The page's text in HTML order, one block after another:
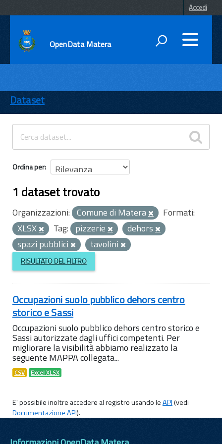
Accedi
OpenData Matera
ENTI
TEMI
INFORMAZIONI
Dataset
Ordina per
1 dataset trovato
Organizzazioni: Comune di Matera
Formati:
XLSX
Tag: pizzerie
dehors
spazi pubblici
tavolini
RISULTATO DEL FILTRO
Occupazioni suolo pubblico dehors centro
storico e Sassi
Occupazioni suolo pubblico dehors centro storico e
Sassi autorizzate dagli uffici competenti. Per
migliorare la visibilità abbiamo realizzato la
seguente MAPPA collegata...
CSV Excel XLSX
E' possibile inoltre accedere al registro usando leAPI(vedi
Documentazione API).